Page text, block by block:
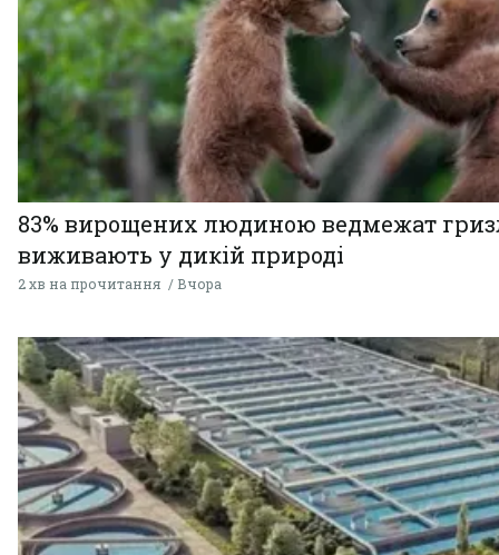
83% вирощених людиною ведмежат
виживають у дикій природі
2 хв на прочитання Вчора